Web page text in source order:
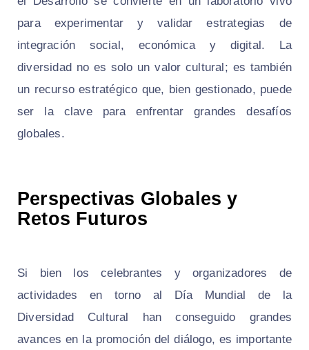
para experimentar y validar estrategias de
integración social, económica y digital. La
diversidad no es solo un valor cultural; es también
un recurso estratégico que, bien gestionado, puede
ser la clave para enfrentar grandes desafíos
globales.
Perspectivas Globales y
Retos Futuros
Si bien los celebrantes y organizadores de
actividades en torno al Día Mundial de la
Diversidad Cultural han conseguido grandes
avances en la promoción del diálogo, es importante